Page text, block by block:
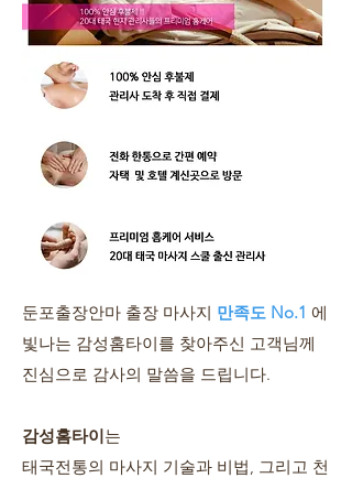
둔포출장안마 출장 마사지 만족도 No.1 에
빛나는 감성홈타이를 찾아주신 고객님께
진심으로 감사의 말씀을 드립니다.
감성홈타이는
태국전통의 마사지 기술과 비법, 그리고 천